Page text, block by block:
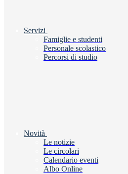
Servizi
Famiglie e studenti
Personale scolastico
Percorsi di studio
Novità
Le notizie
Le circolari
Calendario eventi
Albo Online